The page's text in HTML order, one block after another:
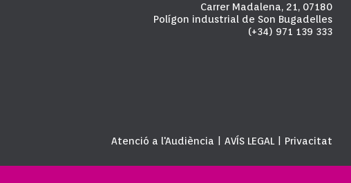
Carrer Madalena, 21, 07180
Polígon industrial de Son Bugadelles
(+34) 971 139 333
Atenció a l'Audiència |AVÍS LEGAL| Privacitat